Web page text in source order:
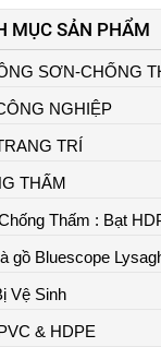
MỤC SẢN PHẨM
SƠN-CHỐNG
NGHIỆP
TRÍ
THẤM
Thấm : Bạt
gồ Bluescope
Vệ Sinh
& HDPE
THI CÔNG SƠN